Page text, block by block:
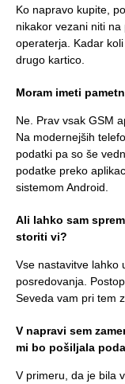
Ko napravo kupite,
nikakor vezani niti na
operaterja. Kadar
drugo kartico.
Moram imeti
Ne. Prav vsak GSM
Na modernejših
podatki pa so še
podatke preko
sistemom Android.
Ali lahko sam
storiti vi?
Vse nastavitve lahko
posredovanja.
Seveda vam pri tem
V napravi sem
mi bo pošiljala
V primeru, da je bila